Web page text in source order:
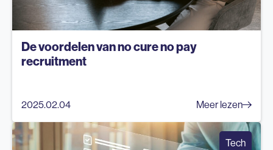
De voordelen van no cure no pay
recruitment
2025.02.04 Meer lezen
Tech